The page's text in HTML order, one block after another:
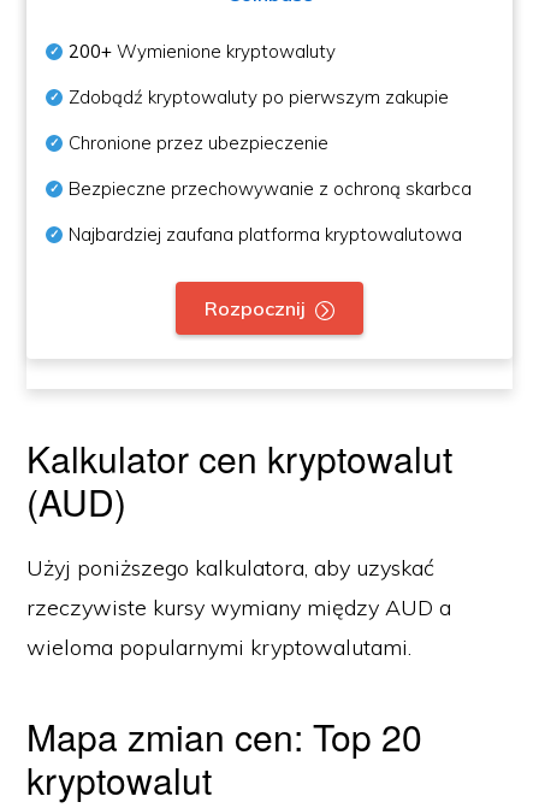
200+ Wymienione kryptowaluty
Zdobądź kryptowaluty po pierwszym zakupie
Chronione przez ubezpieczenie
Bezpieczne przechowywanie z ochroną skarbca
Najbardziej zaufana platforma kryptowalutowa
Rozpocznij
Kalkulator cen kryptowalut
(AUD)
Użyj poniższego kalkulatora, aby uzyskać
rzeczywiste kursy wymiany między AUD a
wieloma popularnymi kryptowalutami.
Mapa zmian cen: Top 20
kryptowalut